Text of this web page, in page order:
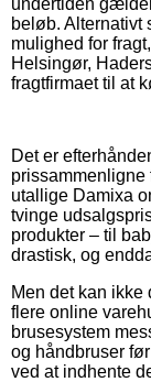
beløb. Alternativt
mulighed for
Helsingør,
fragtfirmaet til at
Det er
prissammenligne
utallige Damixa
tvinge
produkter – til
drastisk, og
Men det kan ikke
flere online
brusesystem
og håndbruser
ved at indhente